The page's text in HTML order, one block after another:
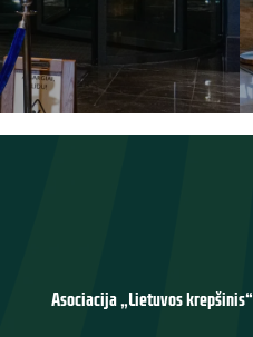
Asociacija „Lietuvos krepšinis“